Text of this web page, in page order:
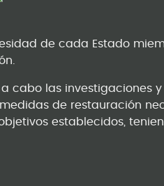
de cada Estado
cabo las investigaciones
de restauración
establecidos,